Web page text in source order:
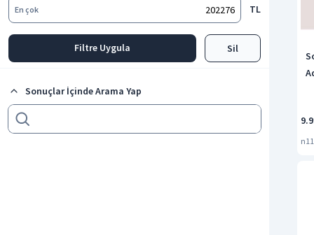
En çok TL
Filtre Uygula Sil
Sonuçlar İçinde Arama Yap
n11